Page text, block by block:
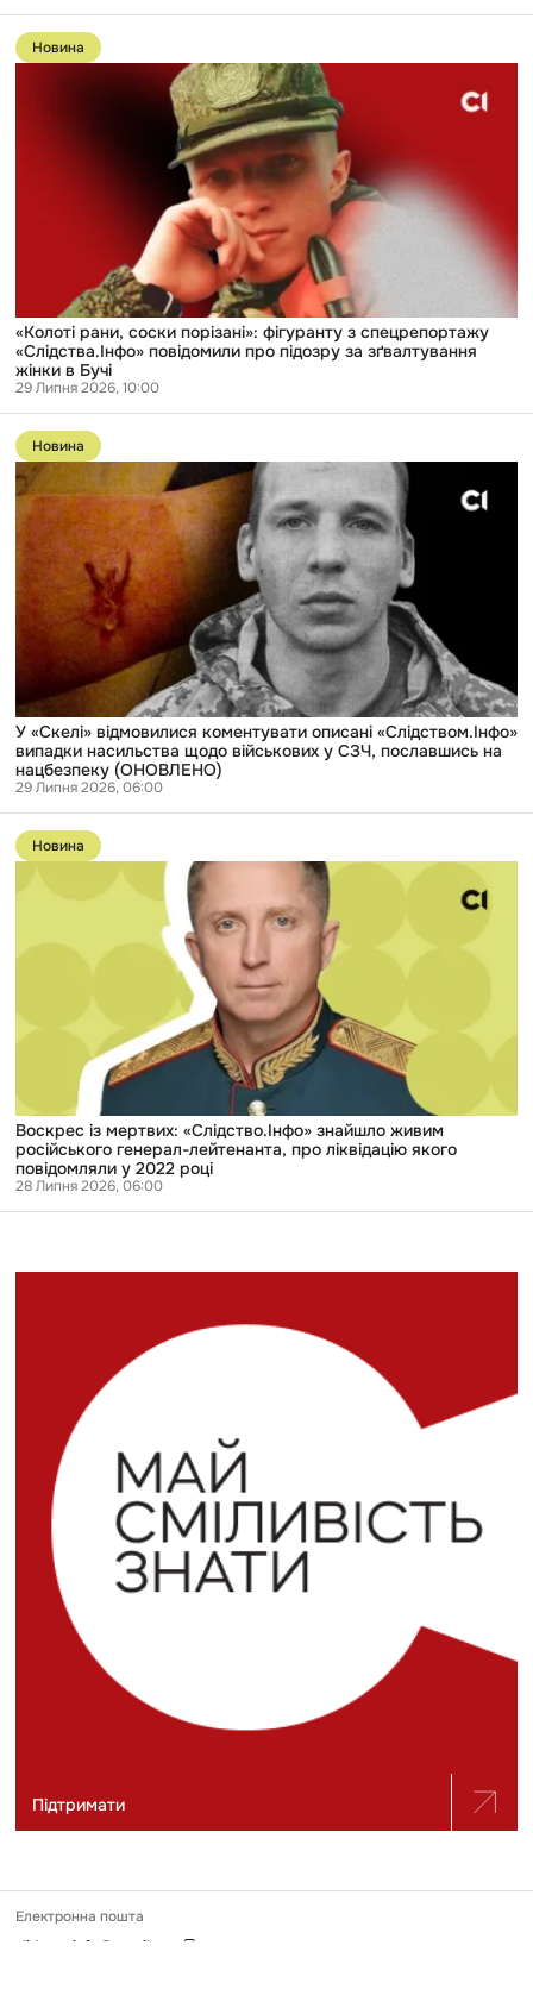
відразу
спалив
авто
військових
Перейти
до
публікації
зґвалтування
жінки
Бучі
Новина
«Колоті рани, соски порізані»: фігуранту з спецрепортажу
«Слідства.Інфо» повідомили про підозру за зґвалтування
жінки в Бучі
29 Липня 2026, 10:00
Перейти
до
публікації
«Скелі»
відмовилися
коментувати
описані
«Слідством.Інфо»
випадки
насильства
щодо
військових
СЗЧ,
пославшись
на
нацбезпеку
(ОНОВЛЕНО)
Новина
У «Скелі» відмовилися коментувати описані «Слідством.Інфо»
випадки насильства щодо військових у СЗЧ, пославшись на
нацбезпеку (ОНОВЛЕНО)
29 Липня 2026, 06:00
Перейти
до
публікації
Воскрес
знайшло
лейтенанта,
ліквідацію
повідомляли
2022
році
Новина
Воскрес із мертвих: «Слідство.Інфо» знайшло живим
російського генерал-лейтенанта, про ліквідацію якого
повідомляли у 2022 році
28 Липня 2026, 06:00
Підтримати
Електронна пошта
slidstvo.info@gmail.com